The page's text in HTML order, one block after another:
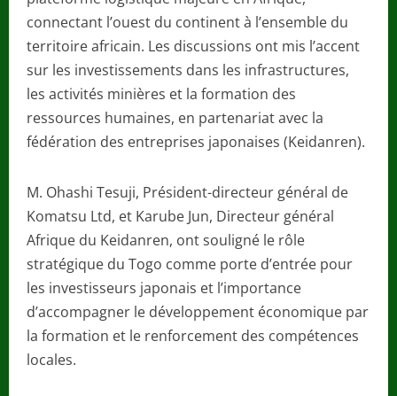
connectant l’ouest du continent à l’ensemble du
territoire africain. Les discussions ont mis l’accent
sur les investissements dans les infrastructures,
les activités minières et la formation des
ressources humaines, en partenariat avec la
fédération des entreprises japonaises (Keidanren).
M. Ohashi Tesuji, Président-directeur général de
Komatsu Ltd, et Karube Jun, Directeur général
Afrique du Keidanren, ont souligné le rôle
stratégique du Togo comme porte d’entrée pour
les investisseurs japonais et l’importance
d’accompagner le développement économique par
la formation et le renforcement des compétences
locales.